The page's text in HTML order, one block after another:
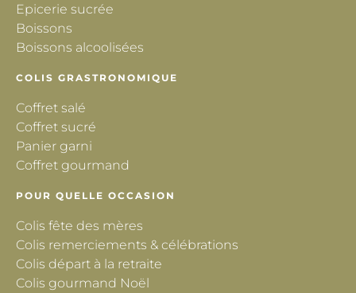
Epicerie sucrée
Boissons
Boissons alcoolisées
COLIS GRASTRONOMIQUE
Coffret salé
Coffret sucré
Panier garni
Coffret gourmand
POUR QUELLE OCCASION
Colis fête des mères
Colis remerciements & célébrations
Colis départ à la retraite
Colis gourmand Noël